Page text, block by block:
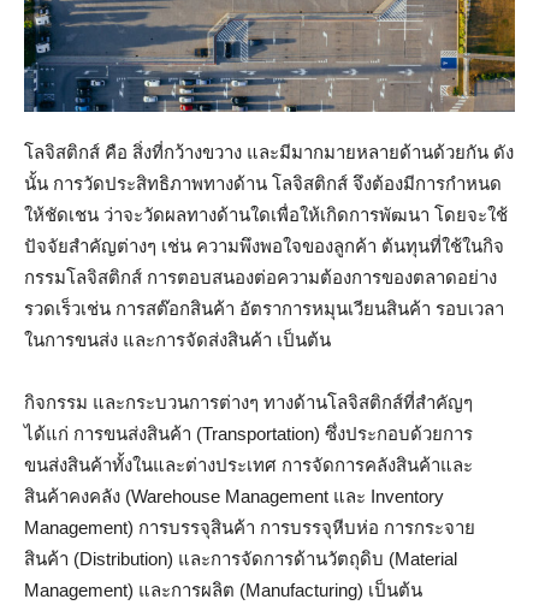
โลจิสติกส์ คือ สิ่งที่กว้างขวาง และมีมากมายหลายด้านด้วยกัน ดัง
นั้น การวัดประสิทธิภาพทางด้าน โลจิสติกส์ จึงต้องมีการกำหนด
ให้ชัดเชน ว่าจะวัดผลทางด้านใดเพื่อให้เกิดการพัฒนา โดยจะใช้
ปัจจัยสำคัญต่างๆ เช่น ความพึงพอใจของลูกค้า ต้นทุนที่ใช้ในกิจ
กรรมโลจิสติกส์ การตอบสนองต่อความต้องการของตลาดอย่าง
รวดเร็วเช่น การสต๊อกสินค้า อัตราการหมุนเวียนสินค้า รอบเวลา
ในการขนส่ง และการจัดส่งสินค้า เป็นต้น
กิจกรรม และกระบวนการต่างๆ ทางด้านโลจิสติกส์ที่สำคัญๆ
ได้แก่ การขนส่งสินค้า (Transportation) ซึ่งประกอบด้วยการ
ขนส่งสินค้าทั้งในและต่างประเทศ การจัดการคลังสินค้าและ
สินค้าคงคลัง (Warehouse Management และ Inventory
Management) การบรรจุสินค้า การบรรจุหีบห่อ การกระจาย
สินค้า (Distribution) และการจัดการด้านวัตถุดิบ (Material
Management) และการผลิต (Manufacturing) เป็นต้น